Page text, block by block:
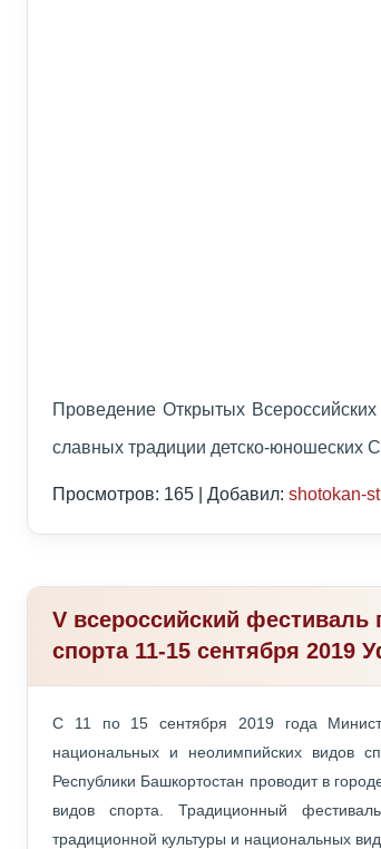
Проведение Открытых
славных традиции детско-юношеских
Просмотров: 165 | Добавил: shotokan-
V всероссийский
спорта 11-15 сентября 2019
С 11 по 15 сентября 2019 года
национальных и неолимпийских видов
Республики Башкортостан проводит в
видов спорта. Традиционный
традиционной культуры и национальных